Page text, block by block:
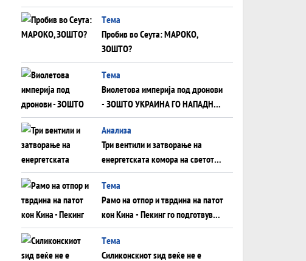
плоча од јужна Германија до
Црното Море...
Tема
Пробив во Сеута: МАРОКО,
ЗОШТО?
Tема
Виолетова империја под дронови
- ЗОШТО УКРАИНА ГО НАПАДНА
РУСКИОТ WILDBERRIES
Aнализа
Три вентили и затворање на
енергетската комора на светот:
Нападот во Суец најавува
глобален енергетски инфаркт?
Tема
Рамо на отпор и тврдина на патот
кон Кина - Пекинг го подготвува
Иран за американска копнена
инвазија
Tема
Силиконскиот ѕид веќе не е